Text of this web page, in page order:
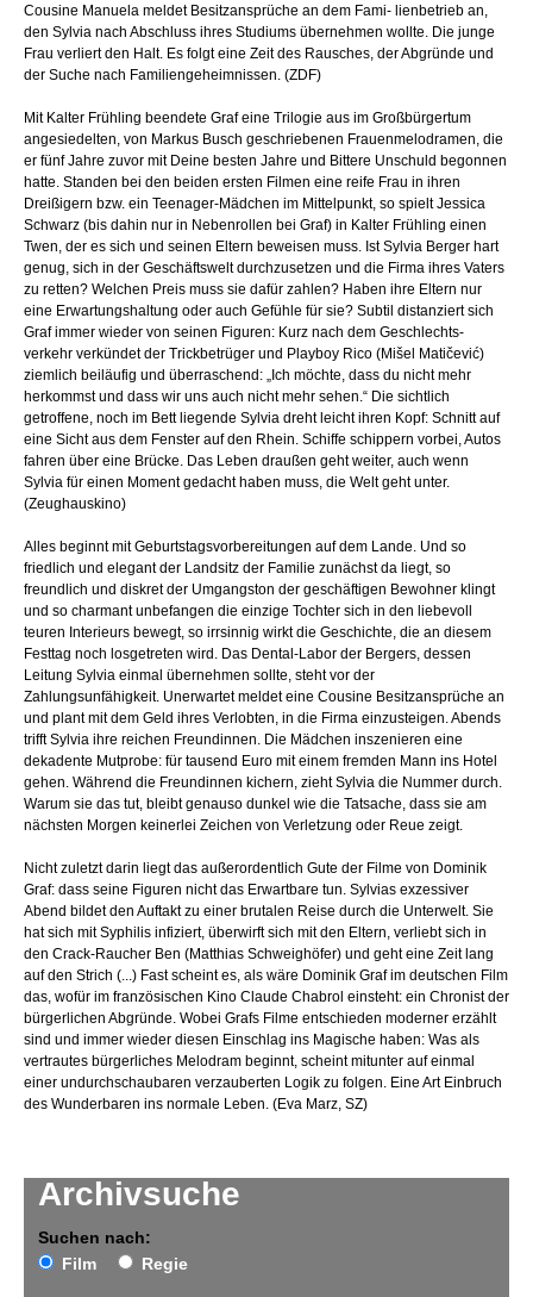
Archivsuche
Suchen nach:
Film
Regie
Cousine Manuela meldet Besitzansprüche an dem Fami- lienbetrieb an,
den Sylvia nach Abschluss ihres Studiums übernehmen wollte. Die junge
Frau verliert den Halt. Es folgt eine Zeit des Rausches, der Abgründe und
der Suche nach Familiengeheimnissen. (ZDF)
Mit Kalter Frühling beendete Graf eine Trilogie aus im Großbürgertum
angesiedelten, von Markus Busch geschriebenen Frauenmelodramen, die
er fünf Jahre zuvor mit Deine besten Jahre und Bittere Unschuld begonnen
hatte. Standen bei den beiden ersten Filmen eine reife Frau in ihren
Dreißigern bzw. ein Teenager-Mädchen im Mittelpunkt, so spielt Jessica
Schwarz (bis dahin nur in Nebenrollen bei Graf) in Kalter Frühling einen
Twen, der es sich und seinen Eltern beweisen muss. Ist Sylvia Berger hart
genug, sich in der Geschäftswelt durchzusetzen und die Firma ihres Vaters
zu retten? Welchen Preis muss sie dafür zahlen? Haben ihre Eltern nur
eine Erwartungshaltung oder auch Gefühle für sie? Subtil distanziert sich
Graf immer wieder von seinen Figuren: Kurz nach dem Geschlechts-
verkehr verkündet der Trickbetrüger und Playboy Rico (Mišel Matičević)
ziemlich beiläufig und überraschend: „Ich möchte, dass du nicht mehr
herkommst und dass wir uns auch nicht mehr sehen.“ Die sichtlich
getroffene, noch im Bett liegende Sylvia dreht leicht ihren Kopf: Schnitt auf
eine Sicht aus dem Fenster auf den Rhein. Schiffe schippern vorbei, Autos
fahren über eine Brücke. Das Leben draußen geht weiter, auch wenn
Sylvia für einen Moment gedacht haben muss, die Welt geht unter.
(Zeughauskino)
Alles beginnt mit Geburtstagsvorbereitungen auf dem Lande. Und so
friedlich und elegant der Landsitz der Familie zunächst da liegt, so
freundlich und diskret der Umgangston der geschäftigen Bewohner klingt
und so charmant unbefangen die einzige Tochter sich in den liebevoll
teuren Interieurs bewegt, so irrsinnig wirkt die Geschichte, die an diesem
Festtag noch losgetreten wird. Das Dental-Labor der Bergers, dessen
Leitung Sylvia einmal übernehmen sollte, steht vor der
Zahlungsunfähigkeit. Unerwartet meldet eine Cousine Besitzansprüche an
und plant mit dem Geld ihres Verlobten, in die Firma einzusteigen. Abends
trifft Sylvia ihre reichen Freundinnen. Die Mädchen inszenieren eine
dekadente Mutprobe: für tausend Euro mit einem fremden Mann ins Hotel
gehen. Während die Freundinnen kichern, zieht Sylvia die Nummer durch.
Warum sie das tut, bleibt genauso dunkel wie die Tatsache, dass sie am
nächsten Morgen keinerlei Zeichen von Verletzung oder Reue zeigt.
Nicht zuletzt darin liegt das außerordentlich Gute der Filme von Dominik
Graf: dass seine Figuren nicht das Erwartbare tun. Sylvias exzessiver
Abend bildet den Auftakt zu einer brutalen Reise durch die Unterwelt. Sie
hat sich mit Syphilis infiziert, überwirft sich mit den Eltern, verliebt sich in
den Crack-Raucher Ben (Matthias Schweighöfer) und geht eine Zeit lang
auf den Strich (...) Fast scheint es, als wäre Dominik Graf im deutschen Film
das, wofür im französischen Kino Claude Chabrol einsteht: ein Chronist der
bürgerlichen Abgründe. Wobei Grafs Filme entschieden moderner erzählt
sind und immer wieder diesen Einschlag ins Magische haben: Was als
vertrautes bürgerliches Melodram beginnt, scheint mitunter auf einmal
einer undurchschaubaren verzauberten Logik zu folgen. Eine Art Einbruch
des Wunderbaren ins normale Leben. (Eva Marz, SZ)